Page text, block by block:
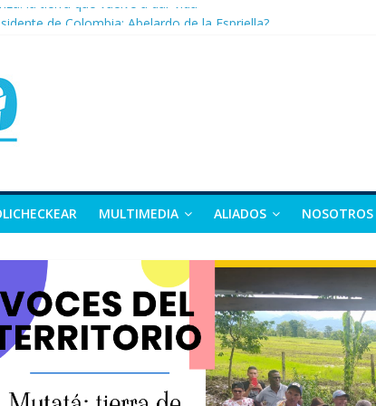
la tierra que vuelve a dar vida
exvicepresidente y figura clave de la política colombiana
y Nariño deja 21 muertos y más de 50 heridos
MULTIMEDIA ALIADOS NOSOTROS